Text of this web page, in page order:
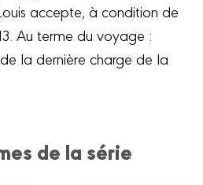
accepte, à condition de
Au terme du voyage :
la dernière charge de la
de la série